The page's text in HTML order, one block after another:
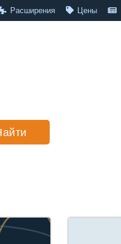
Расширения Цены